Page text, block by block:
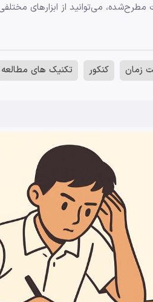
مطرح‌شده، می‌توانید از ابزارهای
زمان کنکور تکنیک های مطالعه